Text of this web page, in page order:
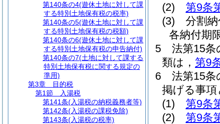
(2)
第9条
(3)
分割
各納付期
5
法第15条
類は， 第9
6
法第15
掲げる事
(1)
第9条
(2)
第9条
第140条の4(遊休土地に対して課
する特別土地保有税の税率)
第140条の5(遊休土地に対して課
する特別土地保有税の税額)
第140条の6(遊休土地に対して課
する特別土地保有税の申告納付)
第140条の7(土地に対して課する
特別土地保有税に関する規定の
準用)
第3章
目的税
第1節
入湯税
第141条(入湯税の納税義務者等)
第142条(入湯税の課税免除)
第143条(入湯税の税率)